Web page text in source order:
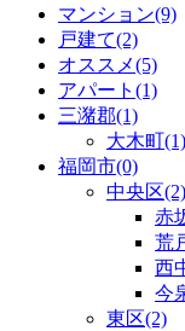
マンション(9)
戸建て(2)
オススメ(5)
アパート(1)
三潴郡(1)
大木町(1)
福岡市(0)
中央区(2)
赤
荒
西
今
東区(2)